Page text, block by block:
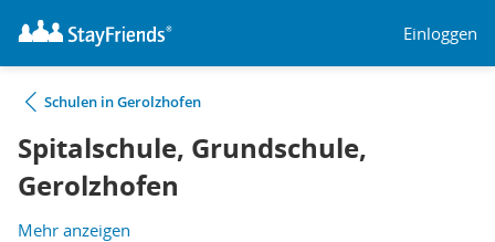
Einloggen
Schulen in Gerolzhofen
Spitalschule, Grundschule,
Gerolzhofen
Mehr anzeigen